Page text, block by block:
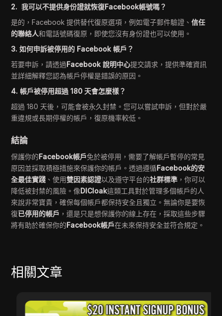
2. 我可以不提供身份證就恢復Facebook帳號嗎？
是的，Facebook 提供替代復原選項，例如電子郵件驗證、信任
的聯絡人和電話號碼復原，即使您沒有身份證也可以使用。
3. 如何申訴被停用的 Facebook 帳戶？
若要申訴，請透過Facebook 說明中心提交請求，提供準確資訊
並詳細解釋您認為帳戶停權是錯誤的原因。
4. 帳戶被停用超過 180 天會怎麼樣？
超過 180 天後，可能會被永久封禁。您可以嘗試申訴，但對於嚴
重違規或長期停權的帳戶，復原機率較低。
結論
保護你的Facebook帳戶免於被停用，需要了解帳戶暫停的常見
原因並採取積極措施來保護你的帳戶。透過遵循Facebook的安
全最佳實踐 、使用雙因素認證以及遵守平台的社群標準 ，你可以
降低被封禁的風險。像DICloak這類工具對於管理多個帳戶的人
來說非常寶貴，確保每個帳戶都保持安全且獨立。無論你是要恢
復已停用的帳戶 ，還是只是想保護你的線上存在，採取這些步驟
將有助於確保你的Facebook帳戶在未來保持安全並符合規定。
相關文章